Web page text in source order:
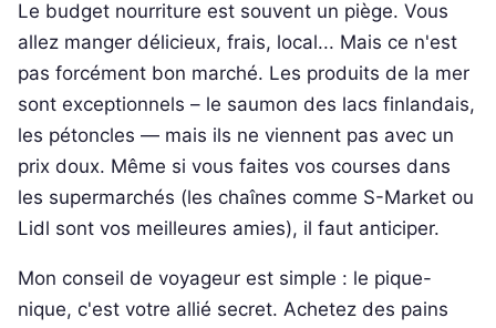
Le budget nourriture est souvent un piège. Vous
allez manger délicieux, frais, local... Mais ce n'est
pas forcément bon marché. Les produits de la mer
sont exceptionnels – le saumon des lacs finlandais,
les pétoncles — mais ils ne viennent pas avec un
prix doux. Même si vous faites vos courses dans
les supermarchés (les chaînes comme S-Market ou
Lidl sont vos meilleures amies), il faut anticiper.
Mon conseil de voyageur est simple : le pique-
nique, c'est votre allié secret. Achetez des pains